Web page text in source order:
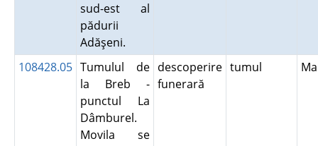
sud-est al
pădurii
Adăşeni.
108428.05 Tumulul de
la Breb -
punctul La
Dâmburel.
Movila se
descoperire
funerară
tumul